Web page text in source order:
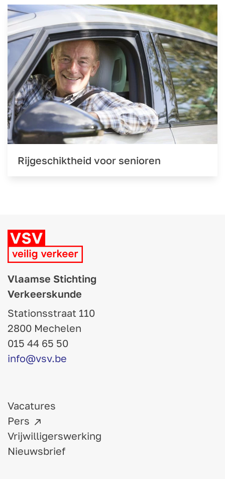
Rijgeschiktheid voor senioren
Vlaamse Stichting
Verkeerskunde
Stationsstraat 110
2800 Mechelen
015 44 65 50
info@vsv.be
Vacatures
Pers
Vrijwilligerswerking
Nieuwsbrief